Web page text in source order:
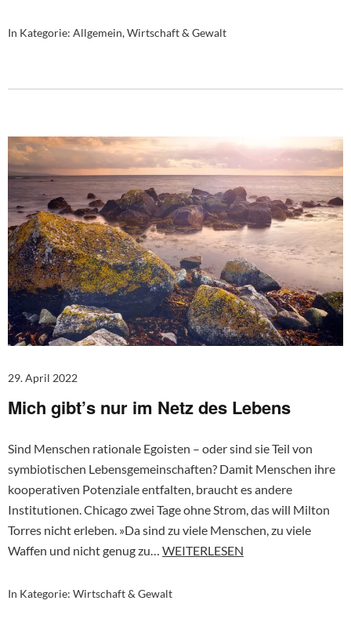
In Kategorie: Allgemein,Wirtschaft & Gewalt
29. April 2022
Mich gibt’s nur im Netz des Lebens
Sind Menschen rationale Egoisten – oder sind sie Teil von
symbiotischen Lebensgemeinschaften? Damit Menschen ihre
kooperativen Potenziale entfalten, braucht es andere
Institutionen. Chicago zwei Tage ohne Strom, das will Milton
Torres nicht erleben. »Da sind zu viele Menschen, zu viele
Waffen und nicht genug zu… WEITERLESEN
In Kategorie: Wirtschaft & Gewalt